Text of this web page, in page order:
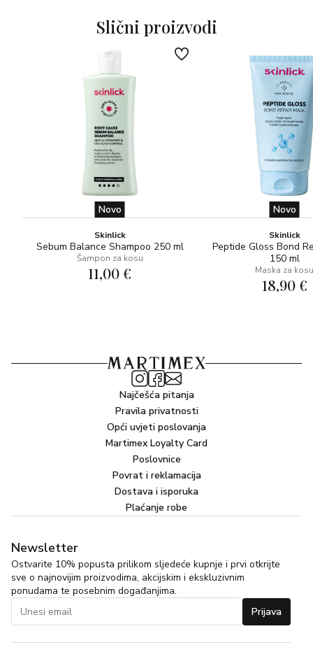
Slični proizvodi
Novo
Skinlick
Sebum Balance Shampoo 250 ml
Šampon za kosu
11,00 €
Novo
Skinlick
Peptide Gloss Bond
150 ml
Maska za kosu
18,90 €
Najčešća pitanja
Pravila privatnosti
Opći uvjeti poslovanja
Martimex Loyalty Card
Poslovnice
Povrat i reklamacija
Dostava i isporuka
Plaćanje robe
Newsletter
Ostvarite 10% popusta prilikom sljedeće kupnje i prvi otkrijte
sve o najnovijim proizvodima, akcijskim i ekskluzivnim
ponudama te posebnim događanjima.
Prijava